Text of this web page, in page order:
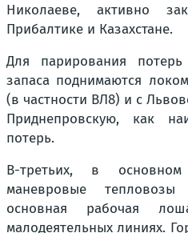
Николаеве, активно
Прибалтике и Казахстане.
Для парирования
запаса поднимаются
(в частности ВЛ8) и с
Приднепровскую, как
потерь.
В-третьих, в
маневровые
основная рабочая
малодеятельных линиях.